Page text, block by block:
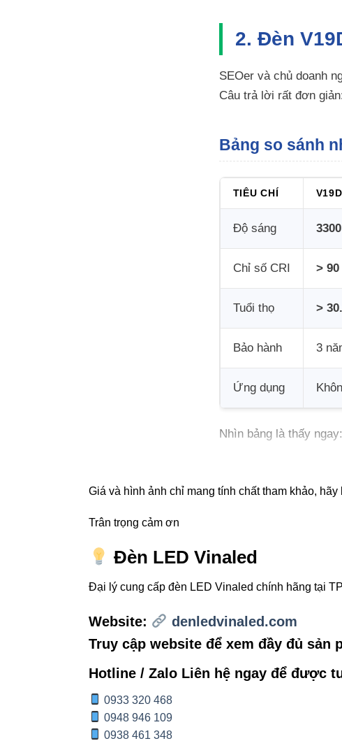
2. Đèn
SEOer và chủ doanh
Câu trả lời rất đơn
Bảng so sánh
TIÊU CHÍ
Độ sáng
Chỉ số CRI >
Tuổi thọ >
Bảo hành 3
Ứng dụng
Nhìn bảng là thấy ngay:
sáng đẹp –
Mẹo chuyên gia:
4. Gợi ý
Giá và hình ảnh chỉ mang tính chất tham khảo,
Trân trọng cảm ơn
Đèn LED Vinaled
Đại lý cung cấp đèn LED Vinaled chính hãng tại
Website:
denledvinaled.com
Truy cập website để xem đầy đủ sản
Hotline / Zalo Liên hệ ngay để được
0933 320 468
0948 946 109
0938 461 348